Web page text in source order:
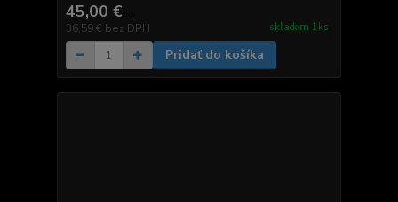
45,00 €
36,59 € bez DPH skladom 1ks
Pridať do košíka